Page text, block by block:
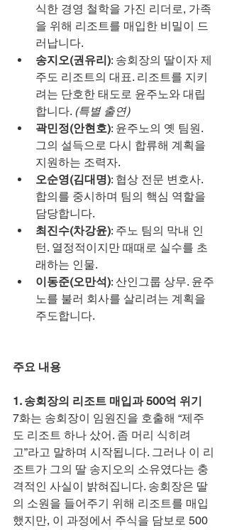
식한 경영 철학을 가진 리더로, 가족
을 위해 리조트를 매입한 비밀이 드
러납니다.
송지오(권유리): 송회장의 딸이자 제
주도 리조트의 대표. 리조트를 지키
려는 단호한 태도로 윤주노와 대립
합니다. (특별 출연)
곽민정(안현호): 윤주노의 옛 팀원.
그의 설득으로 다시 합류해 계획을
지원하는 조력자.
오순영(김대명): 협상 전문 변호사.
합의를 중시하며 팀의 핵심 역할을
담당합니다.
최진수(차강윤): 주노 팀의 막내 인
턴. 열정적이지만 때때로 실수를 초
래하는 인물.
이동준(오만석): 산인그룹 상무. 윤주
노를 불러 회사를 살리려는 계획을
주도합니다.
주요 내용
1. 송회장의 리조트 매입과 500억 위기
7화는 송회장이 임원진을 호출해 “제주
도 리조트 하나 샀어. 좀 머리 식히려
고”라고 말하며 시작됩니다. 그러나 이 리
조트가 그의 딸 송지오의 소유였다는 충
격적인 사실이 밝혀집니다. 송회장은 딸
의 소원을 들어주기 위해 리조트를 매입
했지만, 이 과정에서 주식을 담보로 500